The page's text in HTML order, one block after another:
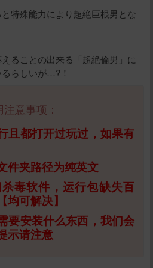
特殊能力により超絶巨根男とな
ることの出来る「超絶倫男」に
らしいが…?！
意事项：
且都打开过玩过，如果有
件夹路径为纯英文
毒软件，运行包缺失百
可解决】
要安装什么东西，我们会
示请注意